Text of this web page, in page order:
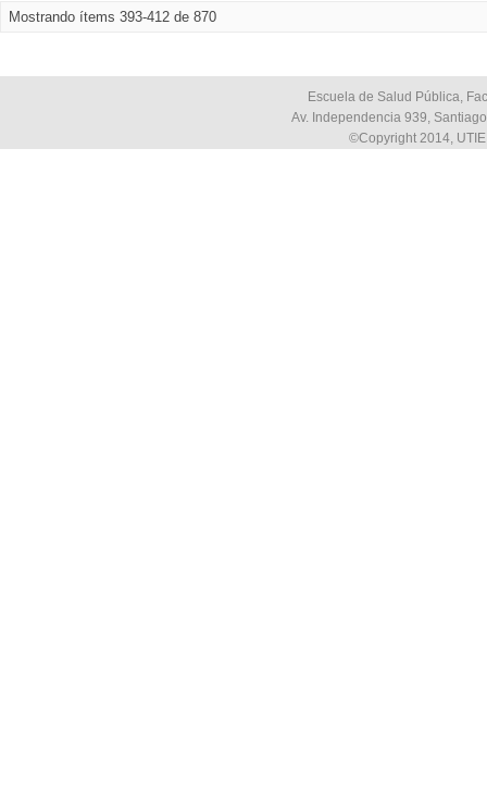
Mostrando ítems 393-412 de 870
Escuela de Salud Pública,
Av. Independencia 939,
©Copyright 2014,